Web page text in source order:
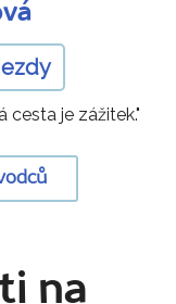
cesta je zážitek."
na